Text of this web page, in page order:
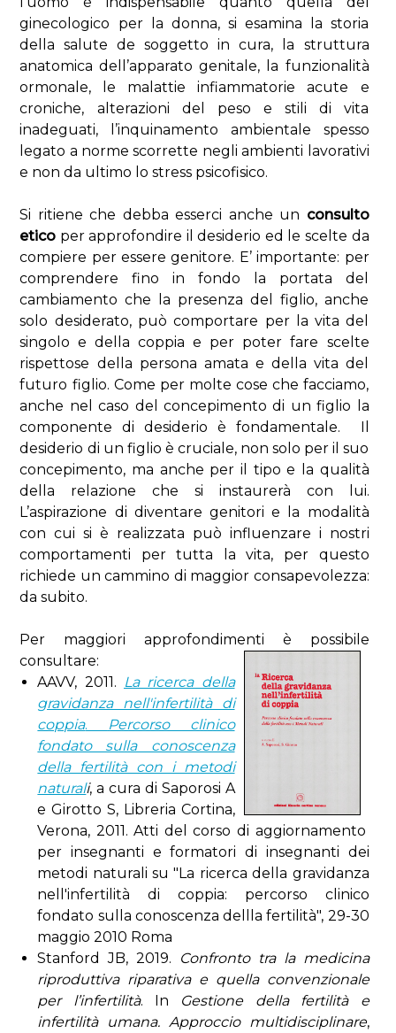
ginecologico per la donna, si esamina la storia
della salute de soggetto in cura, la struttura
anatomica dell’apparato genitale, la funzionalità
ormonale, le malattie infiammatorie acute e
croniche, alterazioni del peso e stili di vita
inadeguati, l’inquinamento ambientale spesso
legato a norme scorrette negli ambienti lavorativi
e non da ultimo lo stress psicofisico.
Si ritiene che debba esserci anche un consulto
etico per approfondire il desiderio ed le scelte da
compiere per essere genitore. E’ importante: per
comprendere fino in fondo la portata del
cambiamento che la presenza del figlio, anche
solo desiderato, può comportare per la vita del
singolo e della coppia e per poter fare scelte
rispettose della persona amata e della vita del
futuro figlio. Come per molte cose che facciamo,
anche nel caso del concepimento di un figlio la
componente di desiderio è fondamentale. Il
desiderio di un figlio è cruciale, non solo per il suo
concepimento, ma anche per il tipo e la qualità
della relazione che si instaurerà con lui.
L’aspirazione di diventare genitori e la modalità
con cui si è realizzata può influenzare i nostri
comportamenti per tutta la vita, per questo
richiede un cammino di maggior consapevolezza:
da subito.
Per maggiori approfondimenti è possibile
consultare:
AAVV, 2011. La ricerca della
gravidanza nell'infertilità di
coppia.
Percorso clinico
fondato sulla conoscenza
della fertilità con i metodi
naturali, a cura di Saporosi A
e Girotto S, Libreria Cortina,
Verona, 2011. Atti del corso di aggiornamento
per insegnanti e formatori di insegnanti dei
metodi naturali su "La ricerca della gravidanza
nell'infertilità di coppia: percorso clinico
fondato sulla conoscenza dellla fertilità", 29-30
maggio 2010 Roma
Stanford JB, 2019.
Confronto tra la medicina
riproduttiva riparativa e quella convenzionale
per l’infertilità. In Gestione della fertilità e
infertilità umana. Approccio multidisciplinare,